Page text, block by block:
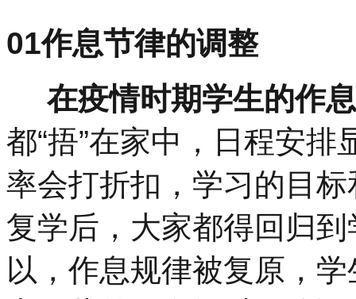
01作息节律的调整
在疫情时期学生的作
都“捂”在家中，日程安排
率会打折扣，学习的目
复学后，大家都得回归
以，作息规律被复原，